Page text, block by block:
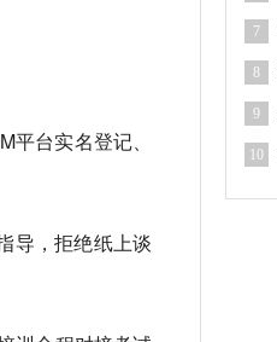
台实名登记、
导，拒绝纸上谈
7
8
9
10